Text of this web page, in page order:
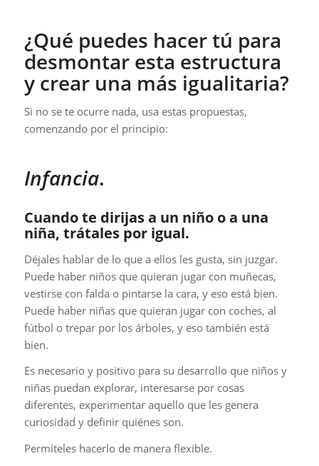
¿Qué puedes hacer tú para
desmontar esta estructura
y crear una más igualitaria?
Si no se te ocurre nada, usa estas propuestas,
comenzando por el principio:
Infancia.
Cuando te dirijas a un niño o a una
niña, trátales por igual.
Déjales hablar de lo que a ellos les gusta, sin juzgar.
Puede haber niños que quieran jugar con muñecas,
vestirse con falda o pintarse la cara, y eso está bien.
Puede haber niñas que quieran jugar con coches, al
fútbol o trepar por los árboles, y eso también está
bien.
Es necesario y positivo para su desarrollo que niños y
niñas puedan explorar, interesarse por cosas
diferentes, experimentar aquello que les genera
curiosidad y definir quiénes son.
Permíteles hacerlo de manera flexible.